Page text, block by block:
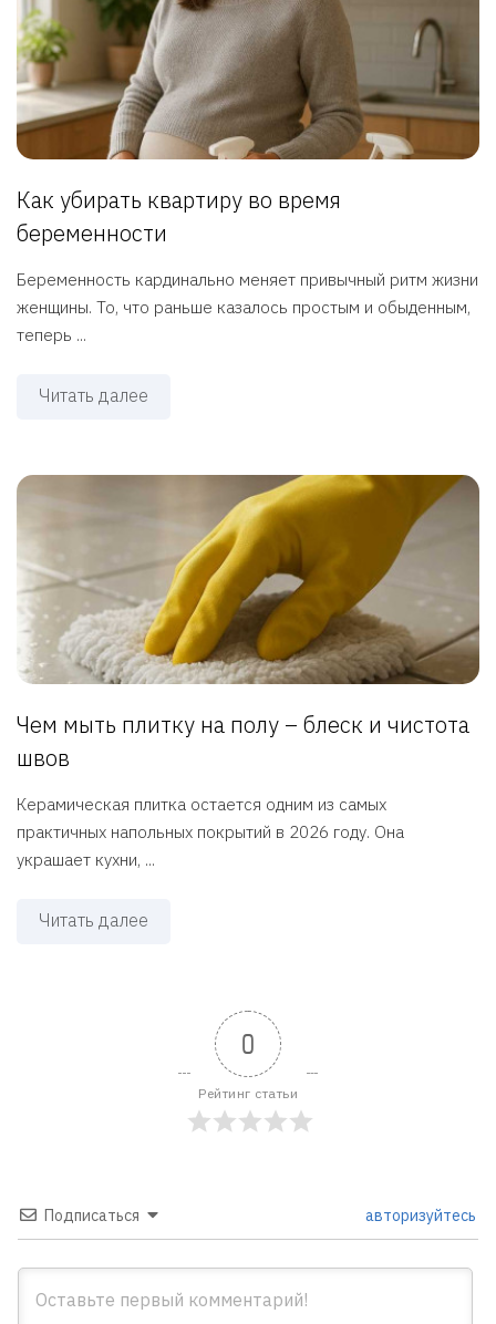
Как убирать квартиру во время
беременности
Беременность кардинально меняет привычный ритм жизни
женщины. То, что раньше казалось простым и обыденным,
теперь ...
Читать далее
Чем мыть плитку на полу – блеск и чистота
швов
Керамическая плитка остается одним из самых
практичных напольных покрытий в 2026 году. Она
украшает кухни, ...
Читать далее
0
Рейтинг статьи
Подписаться авторизуйтесь